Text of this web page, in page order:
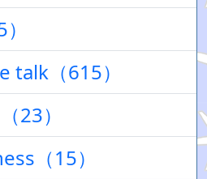
talk（615）
23）
（15）